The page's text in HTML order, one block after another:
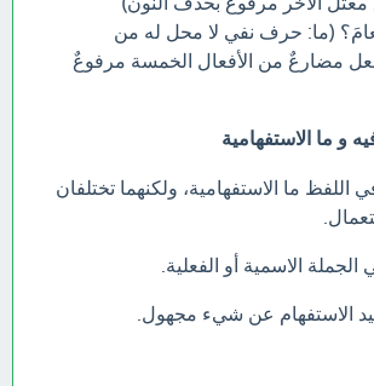
(ما: حرف نفي لا محل له من
مضارعٌ من الأفعال الخمسة مرفوعٌ
و ما الاستفهامية
اللفظ ما الاستفهامية، ولكنهما تختلفان
الجملة الاسمية أو الفعلية.
الاستفهام عن شيء مجهول.